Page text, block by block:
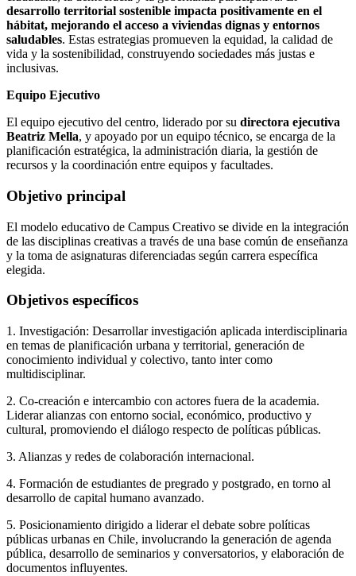
desarrollo territorial sostenible impacta positivamente en el
hábitat, mejorando el acceso a viviendas dignas y entornos
saludables. Estas estrategias promueven la equidad, la calidad de
vida y la sostenibilidad, construyendo sociedades más justas e
inclusivas.
Equipo Ejecutivo
El equipo ejecutivo del centro, liderado por su directora ejecutiva
Beatriz Mella, y apoyado por un equipo técnico, se encarga de la
planificación estratégica, la administración diaria, la gestión de
recursos y la coordinación entre equipos y facultades.
Objetivo principal
El modelo educativo de Campus Creativo se divide en la integración
de las disciplinas creativas a través de una base común de enseñanza
y la toma de asignaturas diferenciadas según carrera específica
elegida.
Objetivos específicos
1. Investigación: Desarrollar investigación aplicada interdisciplinaria
en temas de planificación urbana y territorial, generación de
conocimiento individual y colectivo, tanto inter como
multidisciplinar.
2. Co-creación e intercambio con actores fuera de la academia.
Liderar alianzas con entorno social, económico, productivo y
cultural, promoviendo el diálogo respecto de políticas públicas.
3. Alianzas y redes de colaboración internacional.
4. Formación de estudiantes de pregrado y postgrado, en torno al
desarrollo de capital humano avanzado.
5. Posicionamiento dirigido a liderar el debate sobre políticas
públicas urbanas en Chile, involucrando la generación de agenda
pública, desarrollo de seminarios y conversatorios, y elaboración de
documentos influyentes.